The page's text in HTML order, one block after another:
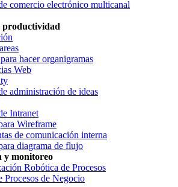
comercio electrónico multicanal
productividad
hacer organigramas
Web
administración de ideas
Intranet
Wireframe
de comunicación interna
diagrama de flujo
y monitoreo
Robótica de Procesos
Procesos de Negocio